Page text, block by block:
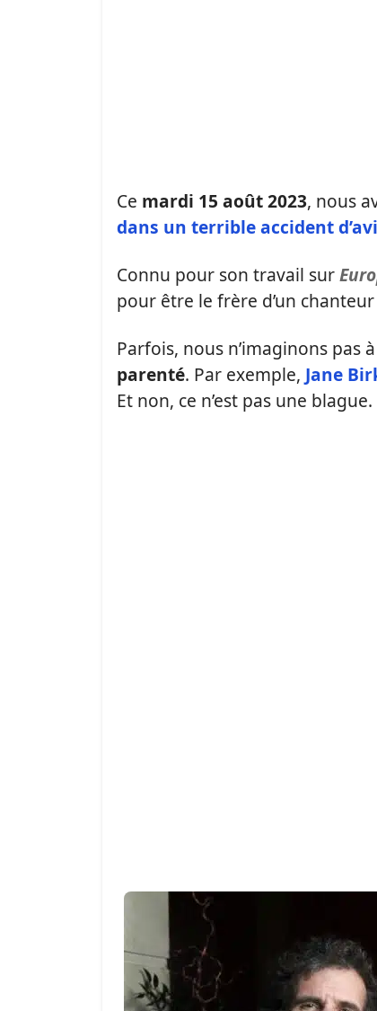
Ce mardi 15 août 2023, nous
dans un terribleaccident
Connu pour son travail sur
pour être le frère d’un
Parfois, nous n’imaginons pas
parenté. Par exemple, Jane
Et non, ce n’est pas une blague.